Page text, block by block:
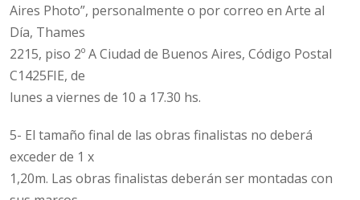
Aires Photo”, personalmente o por correo en Arte al
Día, Thames
2215, piso 2º A Ciudad de Buenos Aires, Código Postal
C1425FIE, de
lunes a viernes de 10 a 17.30 hs.
5- El tamaño final de las obras finalistas no deberá
exceder de 1 x
1,20m. Las obras finalistas deberán ser montadas con